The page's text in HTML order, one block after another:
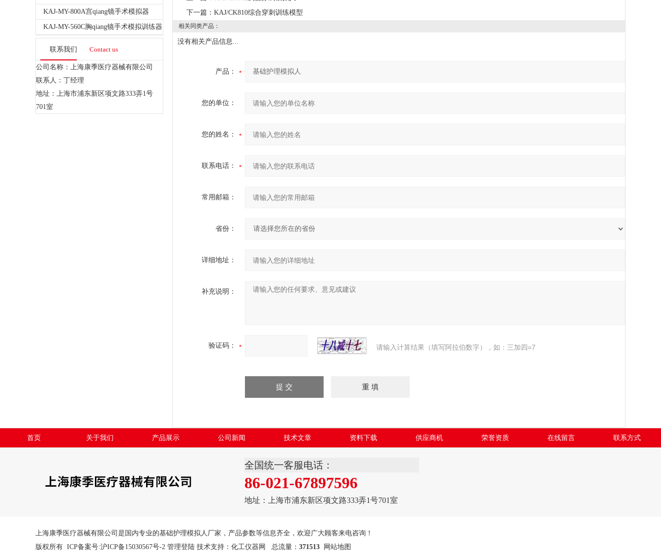
KAJ-MY-800A宫qiang镜手术模拟器
KAJ-MY-560C胸qiang镜手术模拟训练器
联系我们 Contact us
公司名称：上海康季医疗器械有限公司
联系人：丁经理
地址：上海市浦东新区项文路333弄1号
701室
下一篇： KAJ/CK810综合穿刺训练模型
相关同类产品：
没有相关产品信息...
产品：
您的单位：
您的姓名：
联系电话：
常用邮箱：
省份：
详细地址：
补充说明：
验证码： 请输入计算结果（填写阿拉伯数字），如：三加四=7
首页 关于我们 产品展示 公司新闻 技术文章 资料下载 供应商机 荣誉资质 在线留言 联系方式
全国统一客服电话：
86-021-67897596
地址：上海市浦东新区项文路333弄1号701室
上海康季医疗器械有限公司是国内专业的基础护理模拟人厂家，产品参数等信息齐全，欢迎广大顾客来电咨询！
版权所有 ICP备案号:沪ICP备15030567号-2 管理登陆 技术支持： 化工仪器网 总流量： 371513 网站地图